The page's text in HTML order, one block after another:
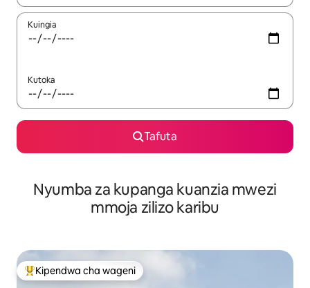
Kuingia
Kutoka
Tafuta
Nyumba za kupanga kuanzia mwezi
mmoja zilizo karibu
Kipendwa maarufu cha wageni
Kipendwa cha wageni